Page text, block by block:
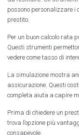
possono personalizzare i
prestito.
Per un buon calcolo rata
Questi strumenti
vedere come tasso di
La simulazione mostra
assicurazione. Questi
completa aiuta a capire
Prima di chiedere un
trova l’opzione più
consapevole.